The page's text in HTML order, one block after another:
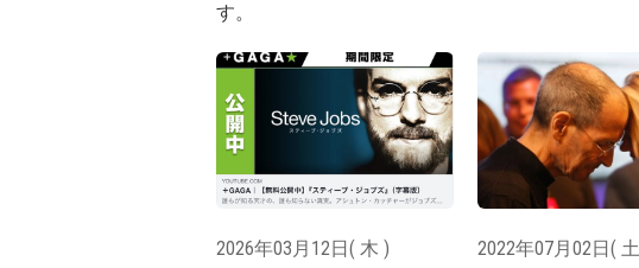
す。
2026年03月12日( 木 ) 2022年07月02日(